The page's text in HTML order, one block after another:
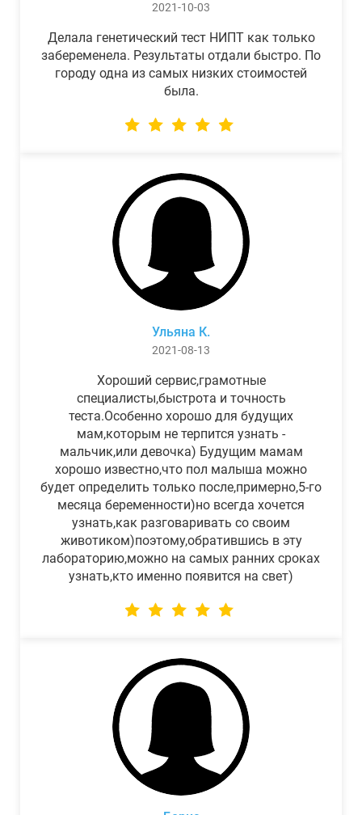
2021-10-03
Делала генетический тест НИПТ как только
забеременела. Результаты отдали быстро. По
городу одна из самых низких стоимостей
была.
Ульяна К.
2021-08-13
Хороший сервис,грамотные
специалисты,быстрота и точность
теста.Особенно хорошо для будущих
мам,которым не терпится узнать -
мальчик,или девочка) Будущим мамам
хорошо известно,что пол малыша можно
будет определить только после,примерно,5-го
месяца беременности)но всегда хочется
узнать,как разговаривать со своим
животиком)поэтому,обратившись в эту
лабораторию,можно на самых ранних сроках
узнать,кто именно появится на свет)